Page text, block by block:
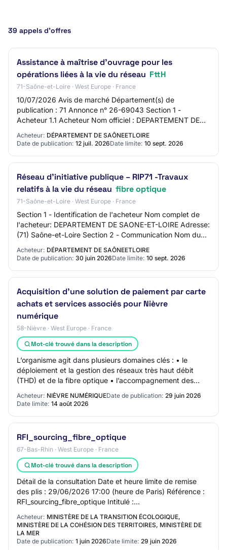
39 appels d’offres
Assistance à maîtrise d’ouvrage pour les
opérations liées à la vie du réseau FttH
71-Saône-et-Loire · West Europe · France
10/07/2026 Avis de marché Département(s) de
publication : 71 Annonce n° 26-69043 Section 1 -
Acheteur 1.1 Acheteur Nom officiel : DEPARTEMENT DE
SAONE-ET-LOIRE Forme juridique de l’acheteur : Autorit…
Acheteur: DÉPARTEMENT DE SAÔNEETLOIRE
Date de publication: 12 juil. 2026Date limite: 10 sept. 2026
Réseau d’initiative publique – RIP71 -Travaux
relatifs à la vie du réseau fibre optique
71-Saône-et-Loire · West Europe · France
Section 1 - Identification de l'acheteur Nom complet de
l'acheteur: DEPARTEMENT DE SAONE-ET-LOIRE Adresse:
(71) Saône-et-Loire Section 2 - Communication Nom du
contact: MR LE PRESIDENT Adresse mail d…
Acheteur: DÉPARTEMENT DE SAÔNEETLOIRE
Date de publication: 30 juin 2026Date limite: 10 sept. 2026
Acquisition d’une solution de paiement par carte
achats et services associés pour Nièvre
numérique
58-Nièvre · West Europe · France
Mot-clé trouvé dans la description
L’organisme agit dans plusieurs domaines clés : • le
déploiement et la gestion des réseaux très haut débit
(THD) et de la fibre optique • l’accompagnement des
acteurs publics et privés dans leur tran…
Acheteur: NIÈVRE NUMÉRIQUEDate de publication: 29 juin 2026
Date limite: 14 août 2026
RFI_sourcing_fibre_optique
67-Bas-Rhin · West Europe · France
Mot-clé trouvé dans la description
Détail de la consultation Date et heure limite de remise
des plis : 29/06/2026 17:00 (heure de Paris) Référence :
RFI_sourcing_fibre_optique Intitulé :
RFI_sourcing_fibre_optique Objet : Dans la pers…
Acheteur: MINISTÈRE DE LA TRANSITION ÉCOLOGIQUE,
MINISTÈRE DE LA COHÉSION DES TERRITOIRES, MINISTÈRE DE
LA MER
Date de publication: 1 juin 2026Date limite: 29 juin 2026